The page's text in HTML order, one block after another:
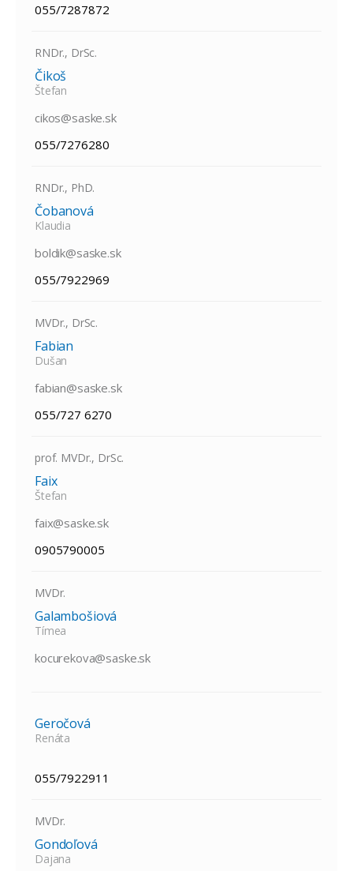
055/7287872
RNDr., DrSc.
Čikoš
Štefan
cikos@saske.sk
055/7276280
RNDr., PhD.
Čobanová
Klaudia
boldik@saske.sk
055/7922969
MVDr., DrSc.
Fabian
Dušan
fabian@saske.sk
055/727 6270
prof. MVDr., DrSc.
Faix
Štefan
faix@saske.sk
0905790005
MVDr.
Galambošiová
Tímea
kocurekova@saske.sk
Geročová
Renáta
055/7922911
MVDr.
Gondoľová
Dajana